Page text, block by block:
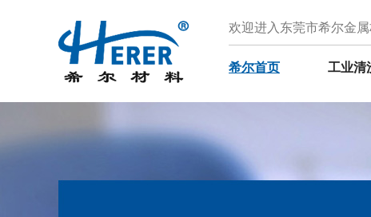
欢迎进入东莞市希尔金属
希尔首页 工业清